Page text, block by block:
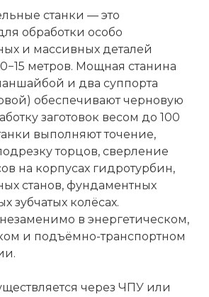
станки — это
обработки особо
и массивных деталей
метров. Мощная станина
и два суппорта
обеспечивают черновую
заготовок весом до 100
выполняют точение,
торцов, сверление
на корпусах гидротурбин,
станов, фундаментных
зубчатых колёсах.
в энергетическом,
и подъёмно-транспортном
через ЧПУ или